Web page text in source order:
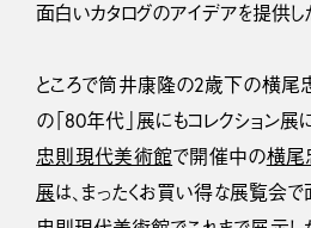
面白いカタログのアイデアを提供
ところで筒井康隆の2歳下の横尾
の「80年代」展にもコレクション展
忠則現代美術館で開催中の横
展は、まったくお買い得な展覧会で